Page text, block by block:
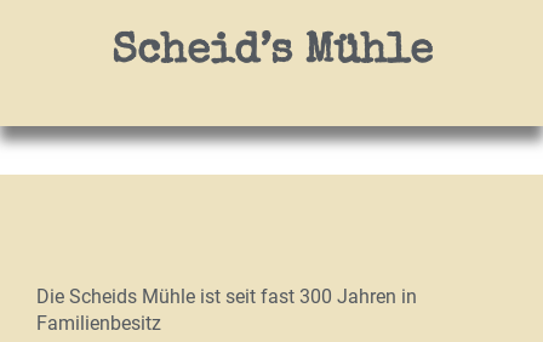
Scheid’s Mühle
Die Scheids Mühle ist seit fast 300 Jahren in
Familienbesitz